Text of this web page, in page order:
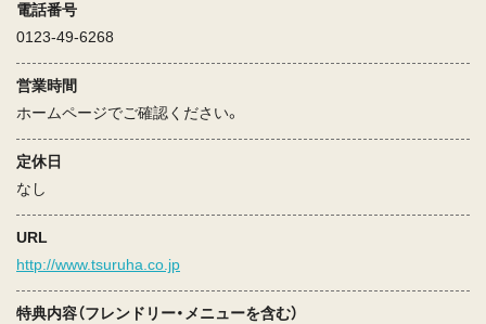
電話番号
0123-49-6268
営業時間
ホームページでご確認ください。
定休日
なし
URL
http://www.tsuruha.co.jp
特典内容（フレンドリー・メニューを含む）